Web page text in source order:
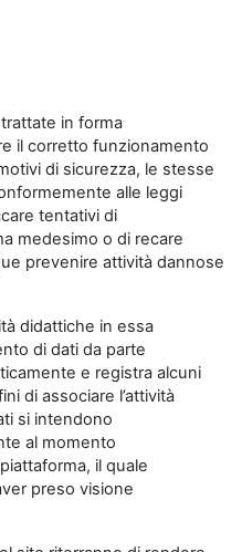
in forma
il corretto funzionamento
di sicurezza, le stesse
alle leggi
tentativi di
medesimo o di recare
prevenire attività dannose
didattiche in essa
di dati da parte
e registra alcuni
di associare l’attività
si intendono
al momento
il quale
preso visione